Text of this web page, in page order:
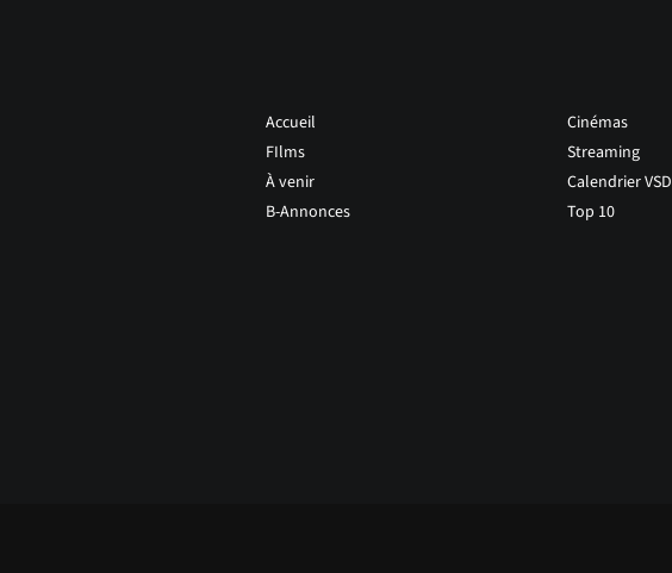
Accueil
FIlms
À venir
B-Annonces
Cinémas
Streaming
Calendrier VSD
Top 10